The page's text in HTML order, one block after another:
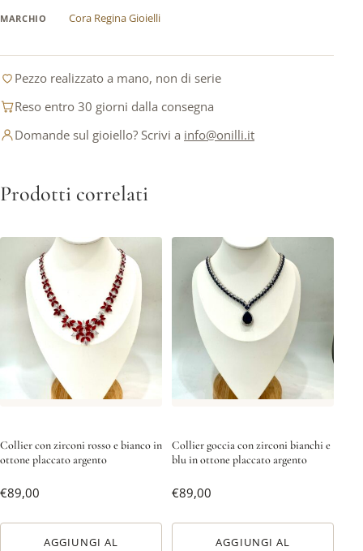
MARCHIO Cora Regina Gioielli
Pezzo realizzato a mano, non di serie
Reso entro 30 giorni dalla consegna
Domande sul gioiello? Scrivi a info@onilli.it
Prodotti correlati
Collier con zirconi rosso e bianco in
ottone placcato argento
€89,00
AGGIUNGI AL
Collier goccia con zirconi bianchi e
blu in ottone placcato argento
€89,00
AGGIUNGI AL